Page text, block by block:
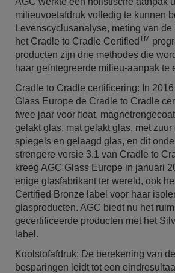
milieuvoetafdruk volledig te kunnen
Levenscyclusanalyse, meting van
het Cradle to Cradle CertifiedTM
producten zijn drie methodes die
haar geïntegreerde milieu-aanpak te
Cradle to Cradle certificering: In
Glass Europe de Cradle to Cradle
twee jaar voor float,
gelakt glas, mat gelakt glas, met zuur
spiegels en gelaagd glas, en dit
strengere versie 3.1 van Cradle to
kreeg AGC Glass Europe in januari
enige glasfabrikant ter wereld, ook
Certified Bronze label voor haar
glasproducten. AGC biedt nu het
gecertificeerde producten met het
label.
Koolstofafdruk: De berekening van
besparingen leidt tot een